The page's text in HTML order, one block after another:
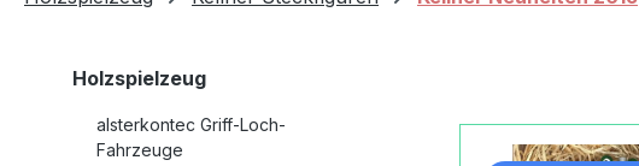
Holzspielzeug
alsterkontec Griff-Loch-
Fahrzeuge